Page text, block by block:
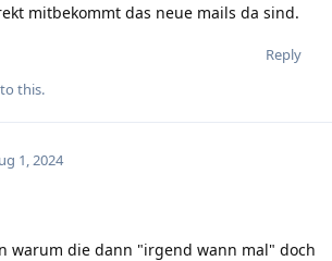
mitbekommt das neue mails da sind.
Reply
this.
1, 2024
warum die dann "irgend wann mal" doch